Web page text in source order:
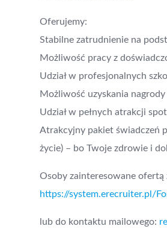
Oferujemy:
Stabilne zatrudnienie na
Możliwość pracy z
Udział w profesjonalnych
Możliwość uzyskania
Udział w pełnych atrakcji
Atrakcyjny pakiet świadczeń
życie) – bo Twoje zdrowie i
Osoby zainteresowane ofertą
https://system.erecruiter.pl/
lub do kontaktu mailowego: